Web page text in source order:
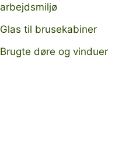
arbejdsmiljø
Glas til brusekabiner
Brugte døre og vinduer